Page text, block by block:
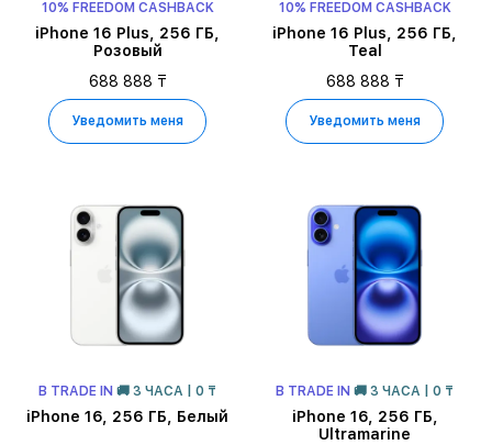
10% FREEDOM CASHBACK
iPhone 16 Plus, 256 ГБ,
Розовый
688 888 ₸
Уведомить меня
10% FREEDOM CASHBACK
iPhone 16 Plus, 256 ГБ,
Teal
688 888 ₸
Уведомить меня
В TRADE IN 🚚 3 ЧАСА | 0 ₸
iPhone 16, 256 ГБ, Белый
В TRADE IN 🚚 3 ЧАСА | 0 ₸
iPhone 16, 256 ГБ,
Ultramarine